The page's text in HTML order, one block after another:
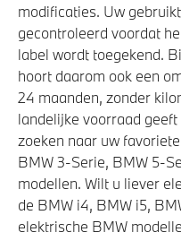
modificaties. Uw
gecontroleerd voordat
label wordt toegekend.
hoort daarom ook een
24 maanden, zonder
landelijke voorraad
zoeken naar uw
BMW 3-Serie, BMW 5-
modellen. Wilt u liever
de BMW i4, BMW i5,
elektrische BMW